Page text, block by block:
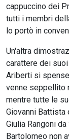
cappuccino dei
tutti i membri
lo portò in
Un'altra
carattere dei
Ariberti si
venne seppellito
mentre tutte le
Giovanni
Giulia Rangoni
Bartolomeo non